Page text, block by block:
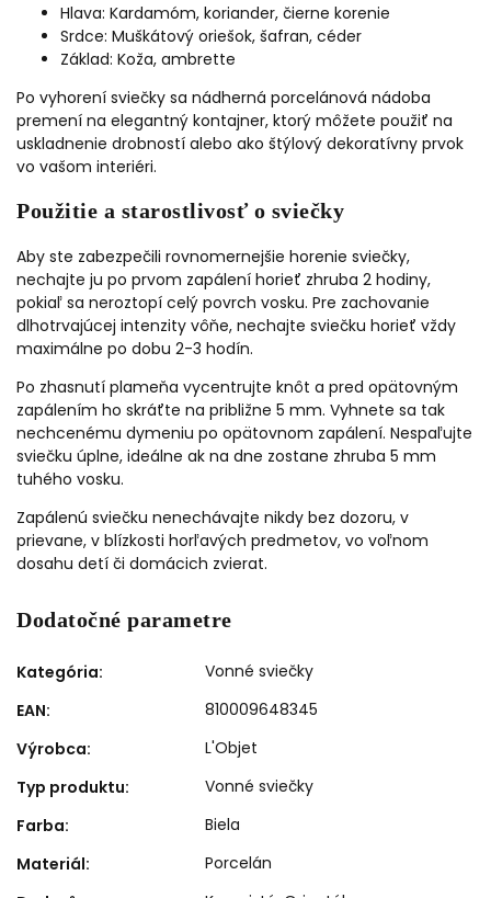
Hlava: Kardamóm, koriander, čierne korenie
Srdce: Muškátový oriešok, šafran, céder
Základ: Koža, ambrette
Po vyhorení sviečky sa nádherná porcelánová nádoba
premení na elegantný kontajner, ktorý môžete použiť na
uskladnenie drobností alebo ako štýlový dekoratívny prvok
vo vašom interiéri.
Použitie a starostlivosť o sviečky
Aby ste zabezpečili rovnomernejšie horenie sviečky,
nechajte ju po prvom zapálení horieť zhruba 2 hodiny,
pokiaľ sa neroztopí celý povrch vosku. Pre zachovanie
dlhotrvajúcej intenzity vôňe, nechajte sviečku horieť vždy
maximálne po dobu 2-3 hodín.
Po zhasnutí plameňa vycentrujte knôt a pred opätovným
zapálením ho skráťte na približne 5 mm. Vyhnete sa tak
nechcenému dymeniu po opätovnom zapálení. Nespaľujte
sviečku úplne, ideálne ak na dne zostane zhruba 5 mm
tuhého vosku.
Zapálenú sviečku nenechávajte nikdy bez dozoru, v
prievane, v blízkosti horľavých predmetov, vo voľnom
dosahu detí či domácich zvierat.
Dodatočné parametre
Kategória:
Vonné sviečky
EAN:
810009648345
Výrobca:
L'Objet
Typ produktu:
Vonné sviečky
Farba:
Biela
Materiál:
Porcelán